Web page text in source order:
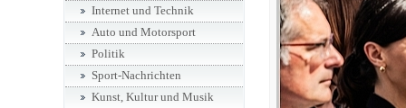
Internet und Technik
Auto und Motorsport
Politik
Sport-Nachrichten
Kunst, Kultur und Musik